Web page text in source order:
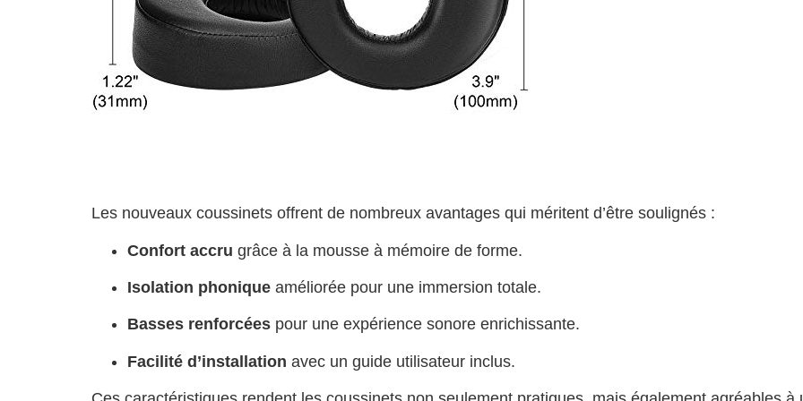
Les nouveaux coussinets offrent de nombreux avantages qui méritent d’être soulignés :
Confort accru grâce à la mousse à mémoire de forme.
Isolation phonique améliorée pour une immersion totale.
Basses renforcées pour une expérience sonore enrichissante.
Facilité d’installation avec un guide utilisateur inclus.